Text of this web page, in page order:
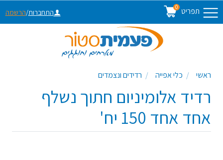
תפריט 0
התחברות/הרשמה
ראשי כלי אפייה רדידים ונצמדים
רדיד אלומיניום חתוך נשלף
אחד אחד 150 יח'